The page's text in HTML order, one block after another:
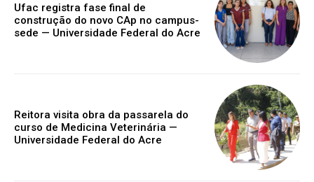
Ufac registra fase final de
construção do novo CAp no campus-
sede — Universidade Federal do Acre
Reitora visita obra da passarela do
curso de Medicina Veterinária —
Universidade Federal do Acre